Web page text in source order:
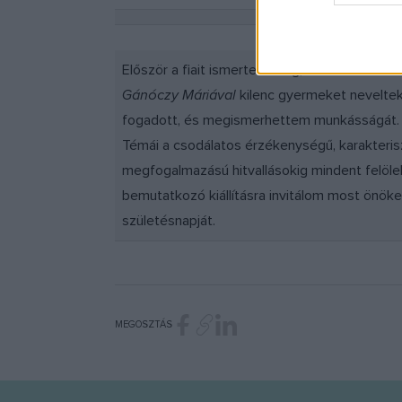
Először a fiait ismertem meg,AndrástésPált
Gánóczy Máriával kilenc gyermeket
fogadott, és megismerhettem munkásságát.
Témái a csodálatos érzékenységű,
megfogalmazású hitvallásokig mindent
bemutatkozó kiállításra invitálom most
születésnapját.
MEGOSZTÁS